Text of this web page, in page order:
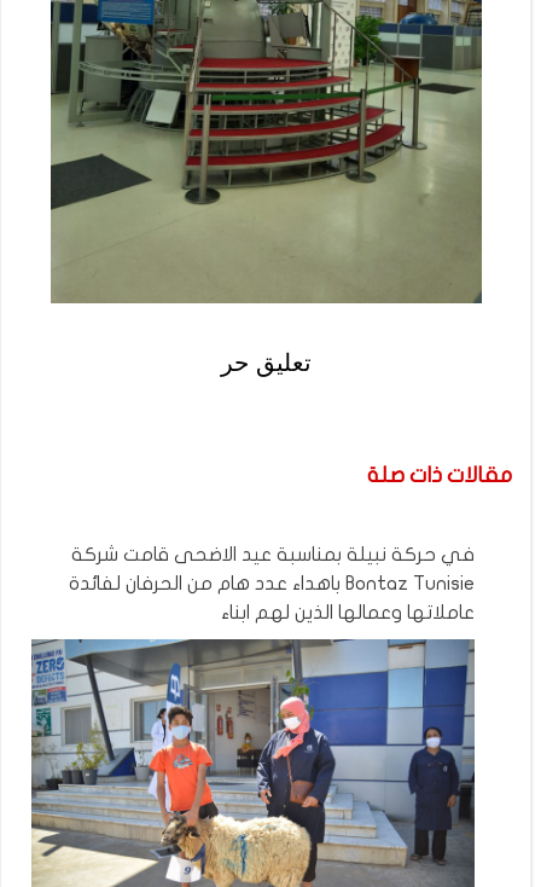
تعليق حر
مقالات ذات صلة
في حركة نبيلة بمناسبة عيد الاضحى قامت شركة
Bontaz Tunisie باهداء عدد هام من الحرفان لفائدة
عاملاتها وعمالها الذين لهم ابناء